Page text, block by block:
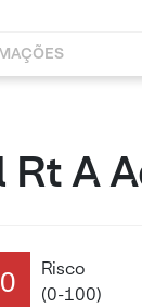
A
Risco
(0-100)